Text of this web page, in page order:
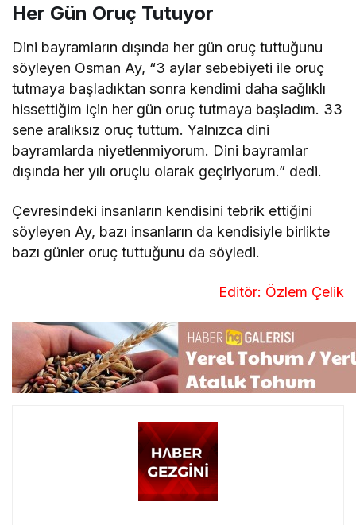
Her Gün Oruç Tutuyor
Dini bayramların dışında her gün oruç tuttuğunu
söyleyen Osman Ay, “3 aylar sebebiyeti ile oruç
tutmaya başladıktan sonra kendimi daha sağlıklı
hissettiğim için her gün oruç tutmaya başladım. 33
sene aralıksız oruç tuttum. Yalnızca dini
bayramlarda niyetlenmiyorum. Dini bayramlar
dışında her yılı oruçlu olarak geçiriyorum.” dedi.
Çevresindeki insanların kendisini tebrik ettiğini
söyleyen Ay, bazı insanların da kendisiyle birlikte
bazı günler oruç tuttuğunu da söyledi.
Editör: Özlem Çelik